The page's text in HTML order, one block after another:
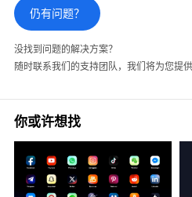
仍有问题？
没找到问题的解决方案？
随时联系我们的支持团队，我们将为您提供
你或许想找